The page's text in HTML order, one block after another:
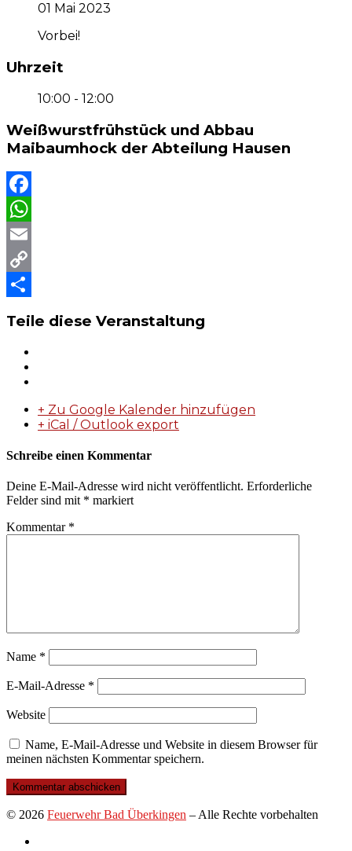
01 Mai 2023
Vorbei!
Uhrzeit
10:00 - 12:00
Weißwurstfrühstück und Abbau
Maibaumhock der Abteilung Hausen
Facebook
WhatsApp
Email
Copy
Teile diese Veranstaltung
+ Zu Google Kalender hinzufügen
+ iCal / Outlook export
Schreibe einen Kommentar
Deine E-Mail-Adresse wird nicht veröffentlicht. Erforderliche
Felder sind mit * markiert
Kommentar *
Name *
E-Mail-Adresse *
Website
Name, E-Mail-Adresse und Website in diesem Browser für
meinen nächsten Kommentar speichern.
© 2026 Feuerwehr Bad Überkingen – Alle Rechte vorbehalten